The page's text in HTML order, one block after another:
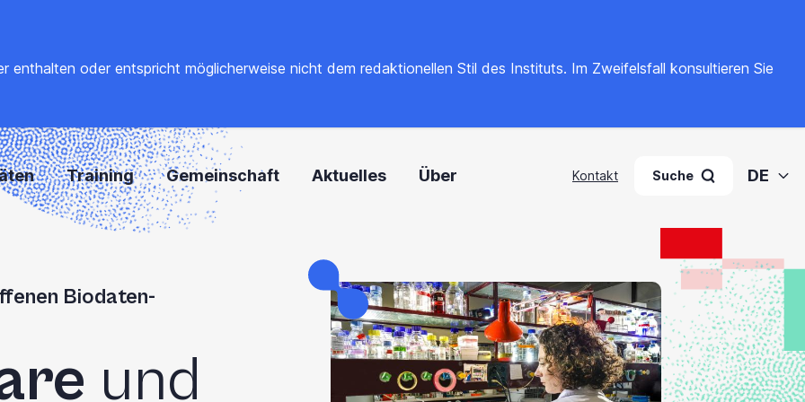
enthalten oder entspricht möglicherweise nicht dem redaktionellen Stil des Instituts. Im Zweifelsfall konsultieren Sie
Training Gemeinschaft Aktuelles Über Kontakt Suche DE
Biodaten-
und